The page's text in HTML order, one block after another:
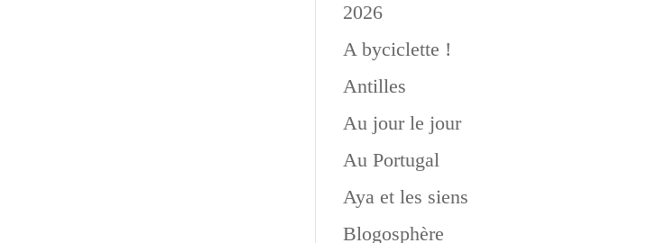
2026
A byciclette !
Antilles
Au jour le jour
Au Portugal
Aya et les siens
Blogosphère